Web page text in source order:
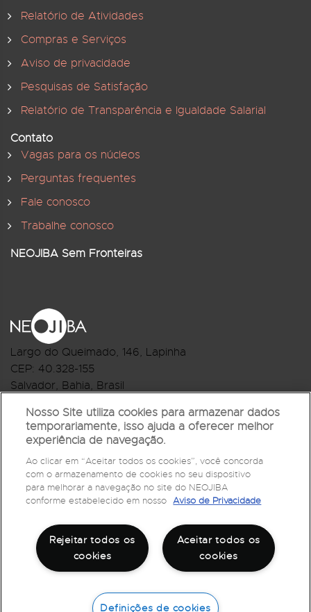
Relatório de Atividades
Compras e Serviços
Aviso de privacidade
Pesquisas de Satisfação
Relatório de Transparência e Igualdade Salarial
Contato
Vagas para os núcleos
Perguntas frequentes
Fale conosco
Trabalhe conosco
NEOJIBA Sem Fronteiras
Largo do Queimado, 146, Lapinha
CEP: 40.328-155
Salvador, Bahia, Brasil
R.Monte Castelo Nº 62, Bairro Barbalho
CEP: 40.301-210
Salvador, Bahia, Brasil
Telefone:(71) 3032-1073
Nosso Site utiliza cookies para armazenar dados
temporariamente, isso ajuda a oferecer melhor
experiência de navegação.
Ao clicar em “Aceitar todos os cookies”, você concorda
com o armazenamento de cookies no seu dispositivo
para melhorar a navegação no site do NEOJIBA
conforme estabelecido em nosso Aviso de Privacidade
Aceitar todos os
cookies
Rejeitar todos os
cookies
Definições de cookies